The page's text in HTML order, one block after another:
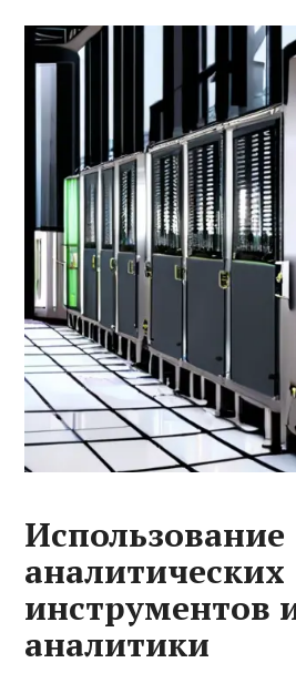
Использование
аналитических
инструментов
аналитики